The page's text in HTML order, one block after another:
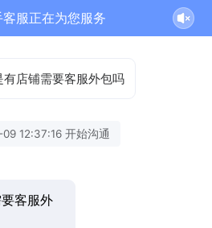
客服正在为您服务
有店铺需要客服外包吗
12:37:16 开始沟通
客服外